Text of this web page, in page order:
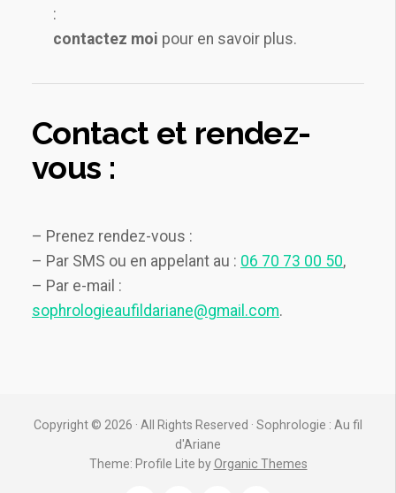
:
contactez moi pour en savoir plus.
Contact et rendez-
vous :
– Prenez rendez-vous :
– Par SMS ou en appelant au : 06 70 73 00 50,
– Par e-mail :
sophrologieaufildariane@gmail.com.
Copyright © 2026 · All Rights Reserved · Sophrologie : Au fil
d'Ariane
Theme: Profile Lite byOrganic Themes